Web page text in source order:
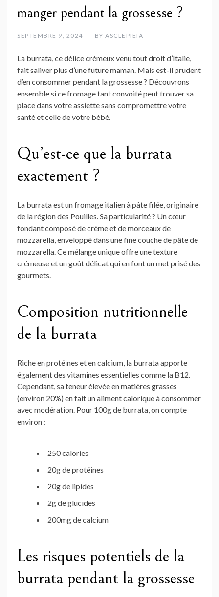
manger pendant la grossesse ?
SEPTEMBRE 9, 2024 BY ASCLEPIEIA
La burrata, ce délice crémeux venu tout droit d’Italie,
fait saliver plus d’une future maman. Mais est-il prudent
d’en consommer pendant la grossesse ? Découvrons
ensemble si ce fromage tant convoité peut trouver sa
place dans votre assiette sans compromettre votre
santé et celle de votre bébé.
Qu’est-ce que la burrata
exactement ?
La burrata est un fromage italien à pâte filée, originaire
de la région des Pouilles. Sa particularité ? Un cœur
fondant composé de crème et de morceaux de
mozzarella, enveloppé dans une fine couche de pâte de
mozzarella. Ce mélange unique offre une texture
crémeuse et un goût délicat qui en font un met prisé des
gourmets.
Composition nutritionnelle
de la burrata
Riche en protéines et en calcium, la burrata apporte
également des vitamines essentielles comme la B12.
Cependant, sa teneur élevée en matières grasses
(environ 20%) en fait un aliment calorique à consommer
avec modération. Pour 100g de burrata, on compte
environ :
250 calories
20g de protéines
20g de lipides
2g de glucides
200mg de calcium
Les risques potentiels de la
burrata pendant la grossesse